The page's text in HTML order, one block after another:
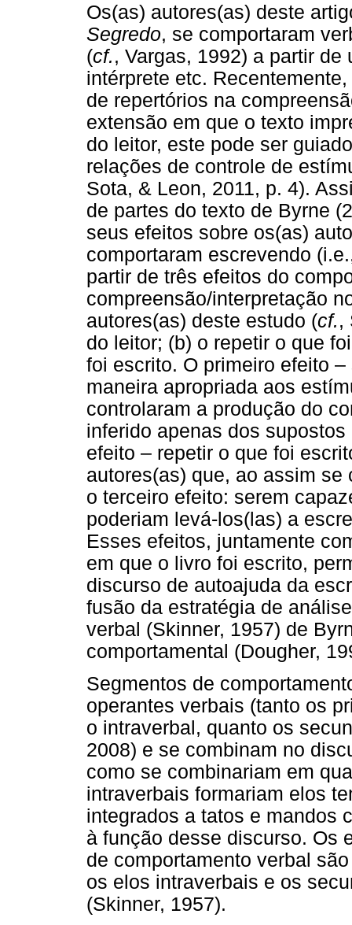
Os(as) autores(as) deste
Segredo, se comportaram
(cf., Vargas, 1992) a partir
intérprete etc.
de repertórios na
extensão em que o texto
do leitor, este pode ser
relações de controle de
Sota, & Leon, 2011, p. 4).
de partes do texto de Byrne
seus efeitos sobre os(as)
comportaram escrevendo
partir de três efeitos do
compreensão/interpretação
autores(as) deste estudo (cf.,
do leitor; (b) o repetir o que
foi escrito. O primeiro efeito
maneira apropriada aos
controlaram a produção do
inferido apenas dos
efeito – repetir o que foi
autores(as) que, ao assim se
o terceiro efeito: serem
poderiam levá-los(las) a
Esses efeitos, juntamente
em que o livro foi escrito,
discurso de autoajuda da
fusão da estratégia de
verbal (Skinner, 1957) de
comportamental (Dougher,
Segmentos de
operantes verbais (tanto os
o intraverbal, quanto os
2008) e se combinam no
como se combinariam em
intraverbais formariam elos
integrados a tatos e mandos
à função desse discurso. Os
de comportamento verbal
os elos intraverbais e os
(Skinner, 1957).